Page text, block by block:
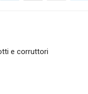
e corruttori